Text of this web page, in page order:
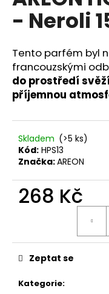
z
hvězdiček.
- Neroli
Tento parfém byl
francouzskými
do prostředí
příjemnou
Skladem (>5 ks)
Kód: HPS13
Značka:AREON
268 Kč
Kategorie:
Zeptat se
a
í
t
?
D
o
r
u
u